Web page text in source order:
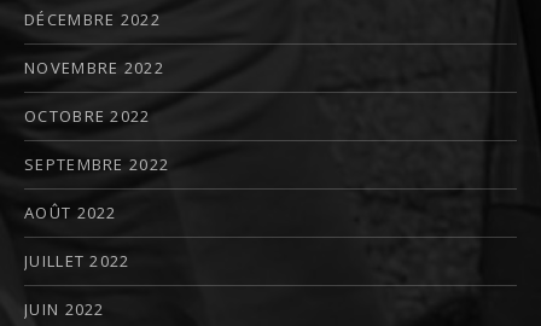
DÉCEMBRE 2022
NOVEMBRE 2022
OCTOBRE 2022
SEPTEMBRE 2022
AOÛT 2022
JUILLET 2022
JUIN 2022